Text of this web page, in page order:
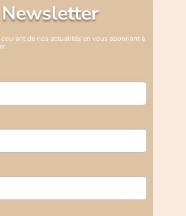
Newsletter
de nos actualités en vous abonnant à